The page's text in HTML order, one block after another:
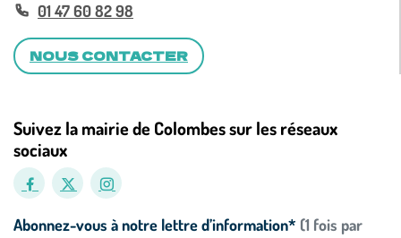
01 47 60 82 98
NOUS CONTACTER
Suivez la mairie de Colombes sur les réseaux
sociaux
Abonnez-vous à notre lettre d’information* (1 fois par